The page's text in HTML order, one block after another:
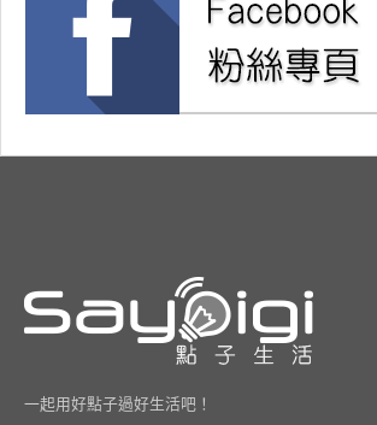
一起用好點子過好生活吧！